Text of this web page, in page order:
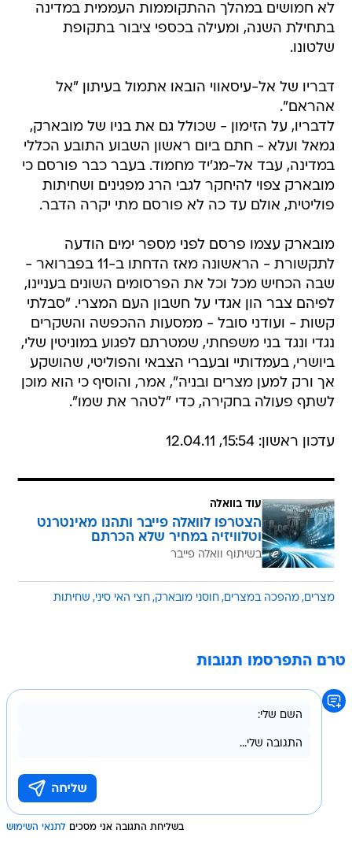
לא חמושים במהלך ההתקוממות העממית במדינה
בתחילת השנה, ומעילה בכספי ציבור בתקופת
שלטונו.
דבריו של אל-עיסאווי הובאו אתמול בעיתון "אל
אהראם".
לדבריו, על הזימון - שכולל גם את בניו של מובארק,
גמאל ועלא - חתם ביום ראשון השבוע התובע הכללי
במדינה, עבד אל-מג'יד מחמוד. בעבר כבר פורסם כי
מובארק צפוי להיחקר לגבי הרג מפגינים ושחיתות
פוליטית, אולם עד כה לא פורסם מתי יקרה הדבר.
מובארק עצמו פרסם לפני מספר ימים הודעה
לתקשורת - הראשונה מאז הדחתו ב-11 בפברואר -
שבה הכחיש מכל וכל את הפרסומים השונים בעניינו,
לפיהם צבר הון אגדי על חשבון העם המצרי. "סבלתי
קשות - ועודני סובל - ממסעות ההכפשה והשקרים
נגדי ונגד בני משפחתי, שמטרתם לפגוע במוניטין שלי,
ביושרי, בעמדותיי ובעברי הצבאי והפוליטי, שהושקע
אך ורק למען מצרים ובניה", אמר, והוסיף כי הוא מוכן
לשתף פעולה בחקירה, כדי "לטהר את שמו".
עדכון ראשון: 15:54, 12.04.11
עוד בוואלה
הצטרפו לוואלה פייבר ותהנו מאינטרנט
וטלוויזיה במחיר שלא הכרתם
בשיתוף וואלה פייבר
מצרים מהפכה במצרים חוסני מובארק חצי האי סיני שחיתות
טרם התפרסמו תגובות
בשליחת התגובה אני מסכים לתנאי השימוש